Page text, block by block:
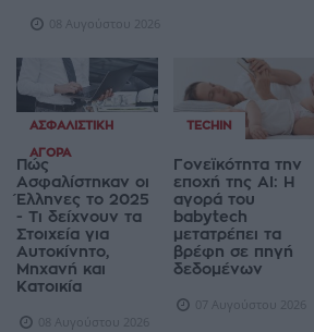
08 Αυγούστου 2026
ΑΣΦΑΛΙΣΤΙΚΉ
ΑΓΟΡΆ
Πώς
Ασφαλίστηκαν οι
Έλληνες το 2025
- Τι δείχνουν τα
Στοιχεία για
Αυτοκίνητο,
Μηχανή και
Κατοικία
08 Αυγούστου 2026
TECHIN
Γονεϊκότητα την
εποχή της AI: Η
αγορά του
babytech
μετατρέπει τα
βρέφη σε πηγή
δεδομένων
07 Αυγούστου 2026